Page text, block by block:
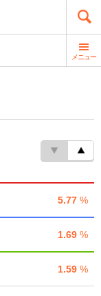
メニュー
5.77 %
1.69 %
1.59 %